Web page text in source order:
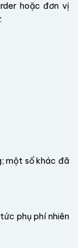
hoặc đơn vị
một số khác đã
phụ phí nhiên